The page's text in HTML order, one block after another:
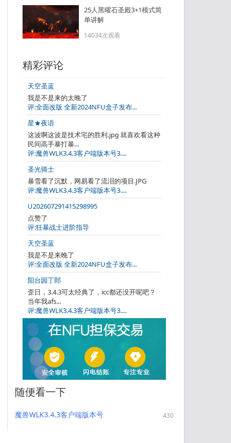
25人黑曜石圣殿3+1模式简
单讲解
14034次观看
精彩评论
天空圣蓝
我是不是来的太晚了
评:全面改版 全新2024NFU盒子发布...
星★夜语
这波啊这波是技术宅的胜利.jpg 就喜欢看这种
民间高手暴打暴...
评:魔兽WLK3.4.3客户端版本号3....
圣光骑士
暴雪看了沉默，网易看了流泪的项目.JPG
评:魔兽WLK3.4.3客户端版本号3....
U202607291415298995
点赞了
评:狂暴战士进阶指导
天空圣蓝
我是不是来晚了
评:全面改版 全新2024NFU盒子发布...
阳台园丁郎
歪日，3.4.3可太经典了，icc都还没开呢吧？
当年我afs...
评:魔兽WLK3.4.3客户端版本号3....
随便看一下
魔兽WLK3.4.3客户端版本号
430